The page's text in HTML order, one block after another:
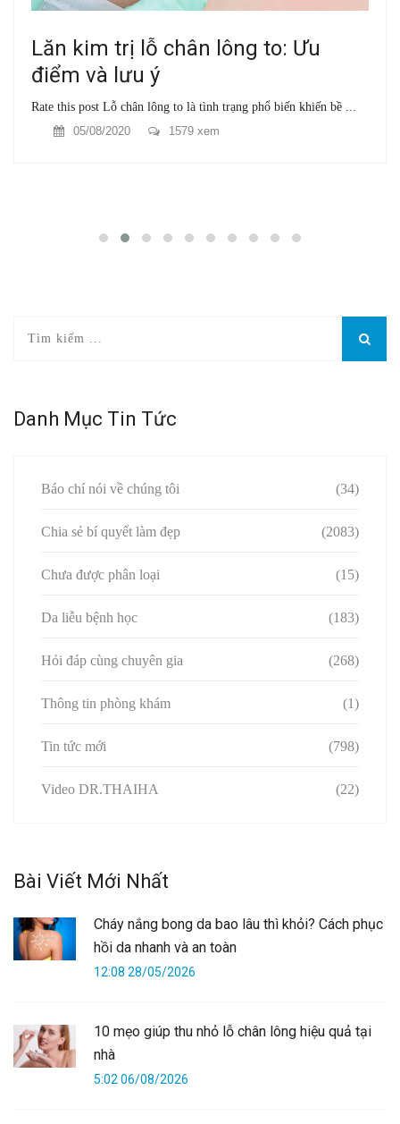
Lăn kim trị lỗ chân lông to: Ưu
điểm và lưu ý
Rate this post Lỗ chân lông to là tình trạng phổ biến khiến bề ...
05/08/2020
1579 xem
Danh Mục Tin Tức
Báo chí nói về chúng tôi (34)
Chia sẻ bí quyết làm đẹp (2083)
Chưa được phân loại (15)
Da liễu bệnh học (183)
Hỏi đáp cùng chuyên gia (268)
Thông tin phòng khám (1)
Tin tức mới (798)
Video DR.THAIHA (22)
Bài Viết Mới Nhất
Cháy nắng bong da bao lâu thì khỏi? Cách phục
hồi da nhanh và an toàn
12:08 28/05/2026
10 mẹo giúp thu nhỏ lỗ chân lông hiệu quả tại
nhà
5:02 06/08/2026